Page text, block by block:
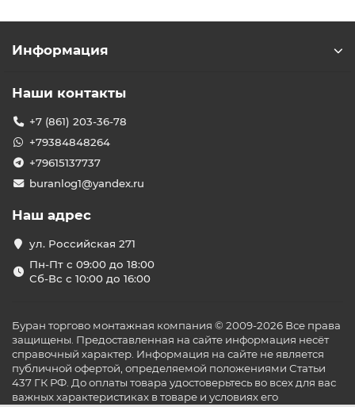
Информация
Наши контакты
+7 (861) 203-36-78
+79384848264
+79615137737
buranlog1@yandex.ru
Наш адрес
ул. Российская 271
Пн-Пт с 09:00 до 18:00
Сб-Вс с 10:00 до 16:00
Буран торгово монтажная компания © 2009-2026 Все права
защищены. Предоставленная на сайте информация несёт
справочный характер. Информация на сайте не является
публичной офертой, определяемой положениями Статьи
437 ГК РФ. До оплаты товара удостоверьтесь во всех для вас
важных характеристиках в товаре и условиях его